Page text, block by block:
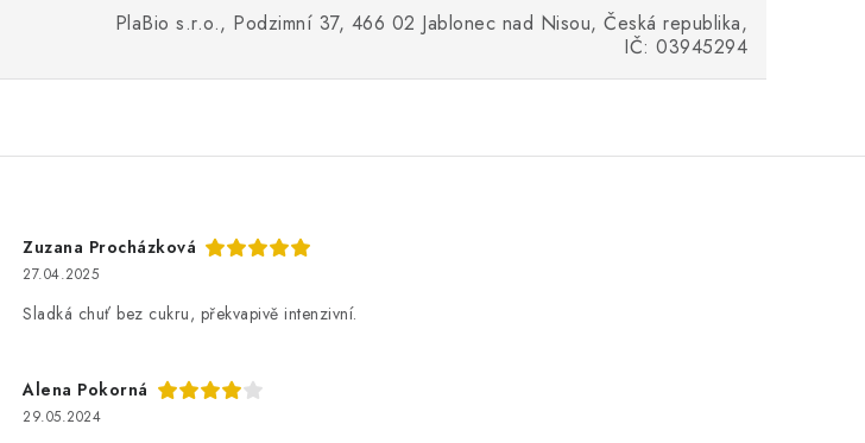
PlaBio s.r.o., Podzimní 37, 466 02 Jablonec nad Nisou, Česká republika,
IČ: 03945294
Zuzana Procházková
27.04.2025
Sladká chuť bez cukru, překvapivě intenzivní.
Alena Pokorná
29.05.2024